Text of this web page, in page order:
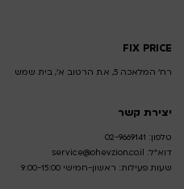
FIX PRICE
רח' המלאכה 5, א.ת הרטוב א', בית שמש
יצירת קשר
טלפון: 02-9669141
דוא”ל: service@ohevzion.co.il
שעות פעילות: ראשון-חמישי 9:00-15:00